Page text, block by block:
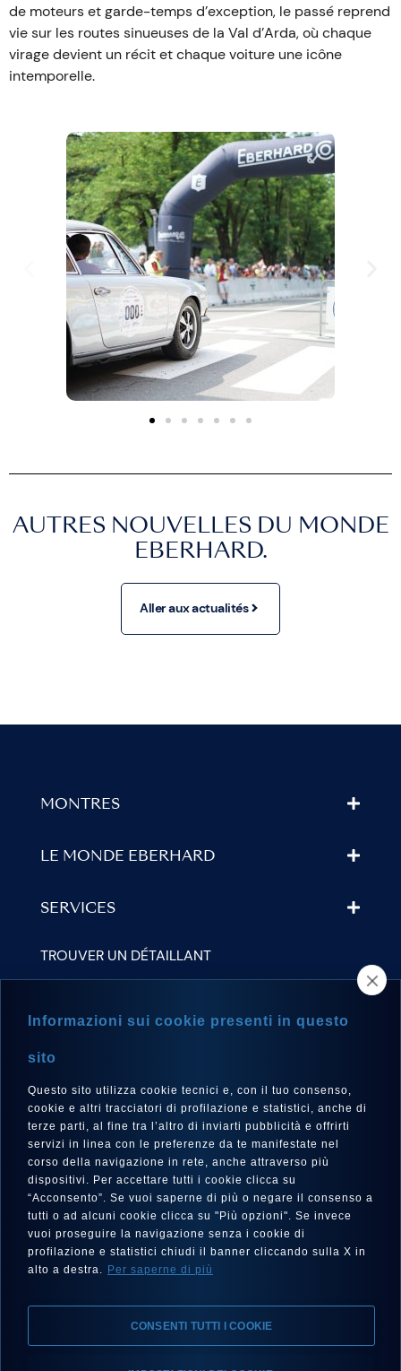
de moteurs et garde-temps d’exception, le passé reprend
vie sur les routes sinueuses de la Val d’Arda, où chaque
virage devient un récit et chaque voiture une icône
intemporelle.
AUTRES NOUVELLES DU MONDE
EBERHARD.
Aller aux actualités
MONTRES
LE MONDE EBERHARD
SERVICES
TROUVER UN DÉTAILLANT
Français
SUIVEZ-NOUS SUR
Mentions Légales, Protection de la Vie Privée, Cookies
Informazioni sui cookie presenti in questo
sito
Questo sito utilizza cookie tecnici e, con il tuo consenso,
cookie e altri tracciatori di profilazione e statistici, anche di
terze parti, al fine tra l’altro di inviarti pubblicità e offrirti
servizi in linea con le preferenze da te manifestate nel
corso della navigazione in rete, anche attraverso più
dispositivi. Per accettare tutti i cookie clicca su
“Acconsento”. Se vuoi saperne di più o negare il consenso a
tutti o ad alcuni cookie clicca su "Più opzioni". Se invece
vuoi proseguire la navigazione senza i cookie di
profilazione e statistici chiudi il banner cliccando sulla X in
alto a destra. Per saperne di più
CONSENTI TUTTI I COOKIE